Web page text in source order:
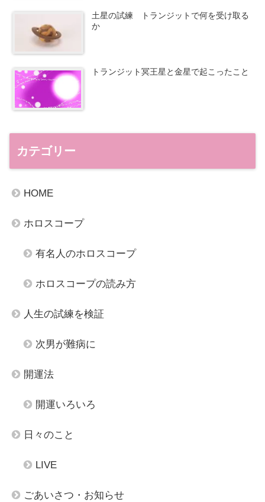
土星の試練 トランジットで何を受け取る
か
トランジット冥王星と金星で起こったこと
カテゴリー
HOME
ホロスコープ
有名人のホロスコープ
ホロスコープの読み方
人生の試練を検証
次男が難病に
開運法
開運いろいろ
日々のこと
LIVE
ごあいさつ・お知らせ